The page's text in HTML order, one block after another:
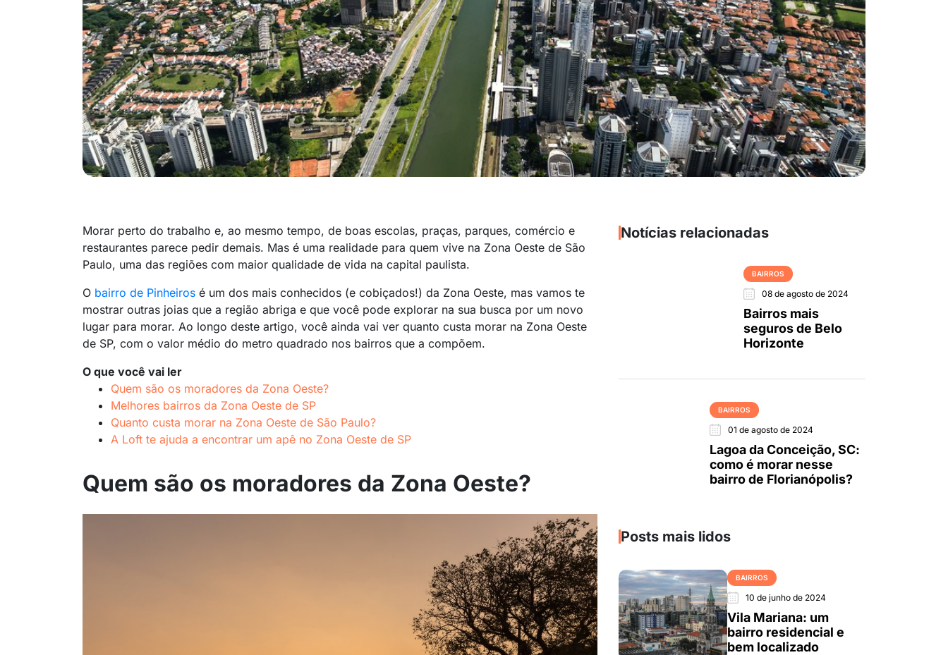
Morar perto do trabalho e, ao mesmo tempo, de boas escolas, praças, parques, comércio e
restaurantes parece pedir demais. Mas é uma realidade para quem vive na Zona Oeste de São
Paulo, uma das regiões com maior qualidade de vida na capital paulista.
O bairro de Pinheiros é um dos mais conhecidos (e cobiçados!) da Zona Oeste, mas vamos te
mostrar outras joias que a região abriga e que você pode explorar na sua busca por um novo
lugar para morar. Ao longo deste artigo, você ainda vai ver quanto custa morar na Zona Oeste
de SP, com o valor médio do metro quadrado nos bairros que a compõem.
O que você vai ler
Quem são os moradores da Zona Oeste?
Melhores bairros da Zona Oeste de SP
Quanto custa morar na Zona Oeste de São Paulo?
A Loft te ajuda a encontrar um apê no Zona Oeste de SP
Quem são os moradores da Zona Oeste?
Notícias relacionadas
BAIRROS
08 de agosto de 2024
Bairros mais
seguros de Belo
Horizonte
BAIRROS
01 de agosto de 2024
Lagoa da Conceição, SC:
como é morar nesse
bairro de Florianópolis?
Posts mais lidos
BAIRROS
10 de junho de 2024
Vila Mariana: um
bairro residencial e
bem localizado